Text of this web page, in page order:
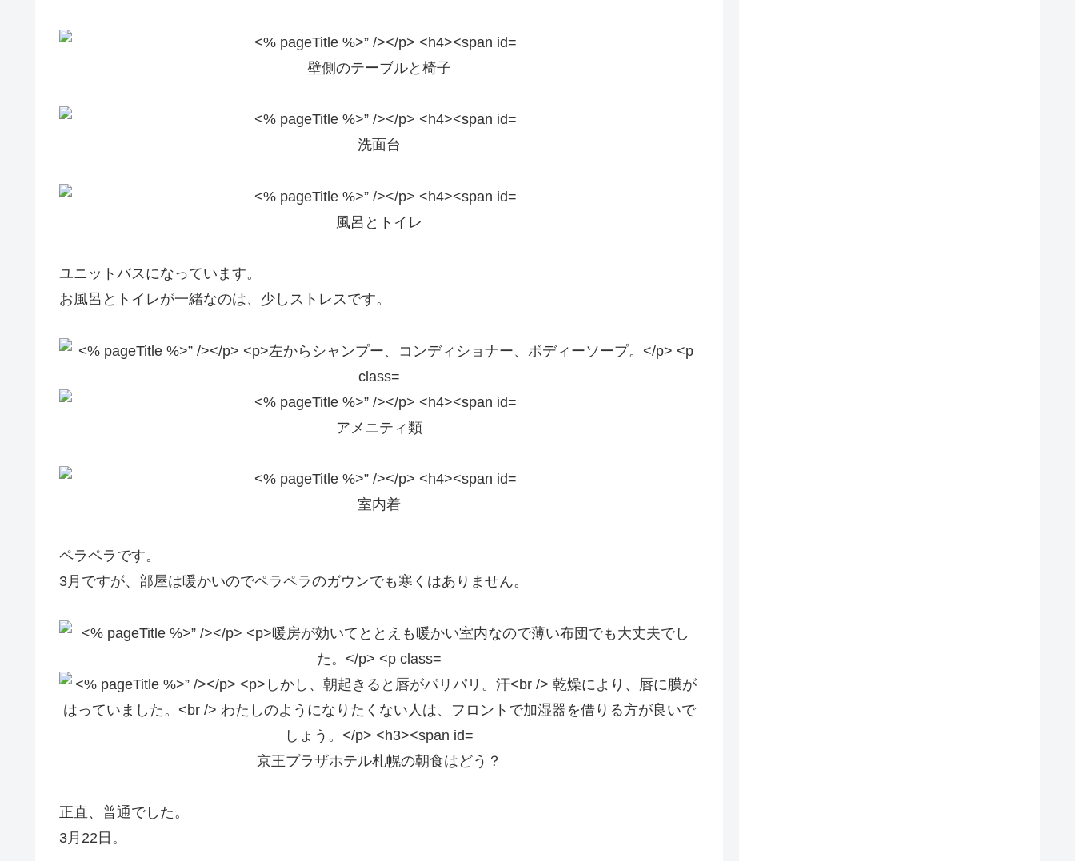
壁側のテーブルと椅子
洗面台
風呂とトイレ
ユニットバスになっています。
お風呂とトイレが一緒なのは、少しストレスです。
アメニティ類
室内着
ペラペラです。
3月ですが、部屋は暖かいのでペラペラのガウンでも寒くはありません。
京王プラザホテル札幌の朝食はどう？
正直、普通でした。
3月22日。